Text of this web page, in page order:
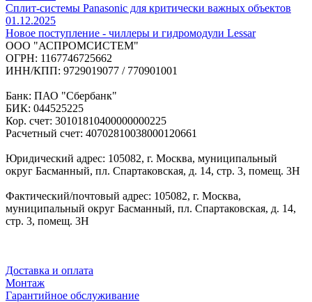
Сплит-системы Panasonic для критически важных объектов
01.12.2025
Новое поступление - чиллеры и гидромодули Lessar
ООО "АСПРОМСИСТЕМ"
ОГРН: 1167746725662
ИНН/КПП: 9729019077 / 770901001
Банк: ПАО "Сбербанк"
БИК: 044525225
Кор. счет: 30101810400000000225
Расчетный счет: 40702810038000120661
Юридический адрес: 105082, г. Москва, муниципальный
округ Басманный, пл. Спартаковская, д. 14, стр. 3, помещ. 3Н
Фактический/почтовый адрес: 105082, г. Москва,
муниципальный округ Басманный, пл. Спартаковская, д. 14,
стр. 3, помещ. 3Н
Доставка и оплата
Монтаж
Гарантийное обслуживание